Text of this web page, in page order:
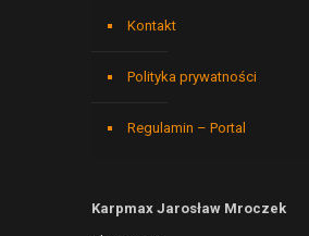
Kontakt
Polityka prywatności
Regulamin – Portal
Karpmax Jarosław Mroczek